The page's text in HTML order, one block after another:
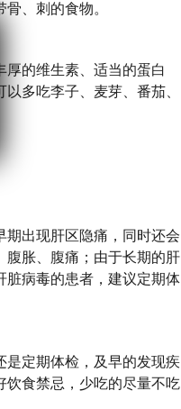
、刺的食物。
的维生素、适当的蛋白
多吃李子、麦芽、番茄、
出现肝区隐痛，同时还会
腹胀、腹痛；由于长期的肝
脏病毒的患者，建议定期体
是定期体检，及早的发现疾
饮食禁忌，少吃的尽量不吃